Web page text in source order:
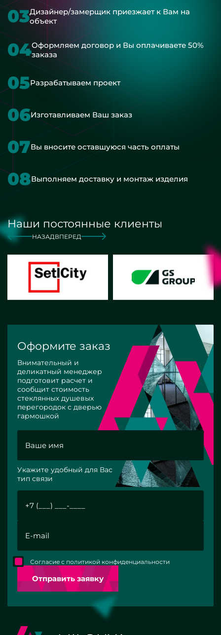
03Дизайнер/замерщик приезжает к Вам на
объект
04Оформляем договор и Вы оплачиваете 50%
заказа
05Разрабатываем проект
06Изготавливаем Ваш заказ
07Вы вносите оставшуюся часть оплаты
08Выполняем доставку и монтаж изделия
Наши постоянные клиенты
НАЗАД ВПЕРЕД
Оформите заказ
Внимательный и
деликатный менеджер
подготовит расчет и
сообщит стоимость
стеклянных душевых
перегородок с дверью
гармошкой
Укажите удобный для Вас
тип связи
Отправить заявку
Согласие с политикой конфиденциальности